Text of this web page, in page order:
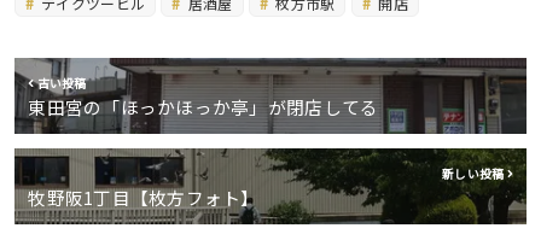
古い投稿
東田宮の「ほっかほっか亭」が閉店してる
新しい投稿
牧野阪1丁目【枚方フォト】